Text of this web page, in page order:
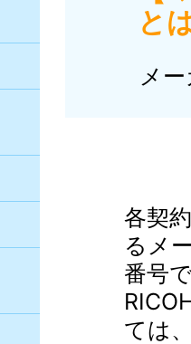
と
メ
各契
るメ
番号
ては